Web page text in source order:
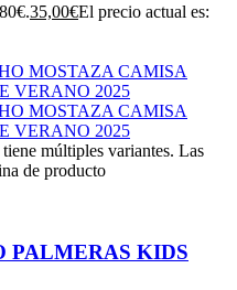
35,00€El precio actual es:
múltiples variantes. Las
de producto
PALMERAS KIDS